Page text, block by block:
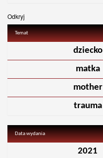
Odkryj
Temat
dziecko
matka
mother
trauma
Data wydania
2021